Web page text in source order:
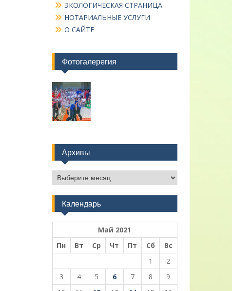
ЭКОЛОГИЧЕСКАЯ СТРАНИЦА
НОТАРИАЛЬНЫЕ УСЛУГИ
О САЙТЕ
Фотогалерегия
Архивы
Архивы
Календарь
Май 2021
Пн
Вт Ср Чт Пт Сб
Вс
1
2
3
4 5 6 7 8
9